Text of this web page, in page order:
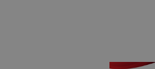
ezek általában